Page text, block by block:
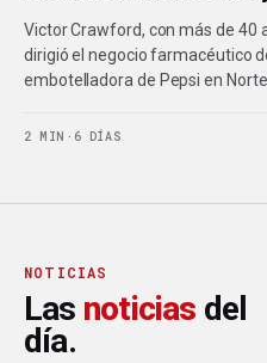
Victor Crawford, con más de 40
dirigió el negocio farmacéutico
embotelladora de Pepsi en
2 MIN · 6 DÍAS
NOTICIAS
Las noticias del
día.